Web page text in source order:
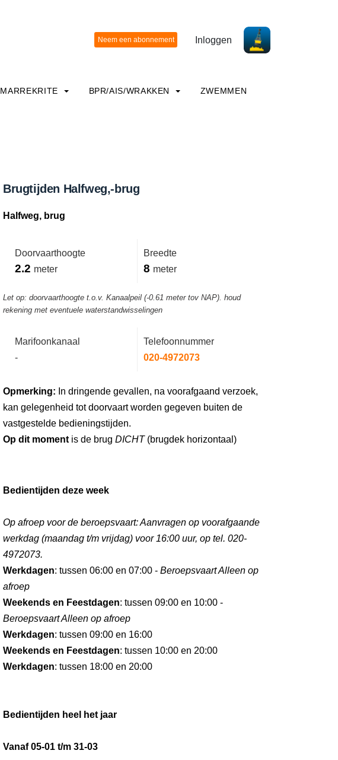
Inloggen
MARREKRITE BPR/AIS/WRAKKEN ZWEMMEN
Brugtijden Halfweg,-brug
Halfweg, brug
Doorvaarthoogte
2.2 meter
Breedte
8 meter
Let op: doorvaarthoogte t.o.v. Kanaalpeil (-0.61 meter tov NAP). houd
rekening met eventuele waterstandwisselingen
Marifoonkanaal
-
Telefoonnummer
020-4972073
Opmerking: In dringende gevallen, na voorafgaand verzoek,
kan gelegenheid tot doorvaart worden gegeven buiten de
vastgestelde bedieningstijden.
Op dit moment is de brug DICHT(brugdek horizontaal)
Bedientijden deze week
Op afroep voor de beroepsvaart: Aanvragen op voorafgaande
werkdag (maandag t/m vrijdag) voor 16:00 uur, op tel. 020-
4972073.
Werkdagen: tussen 06:00 en 07:00 - Beroepsvaart Alleen op
afroep
Weekends en Feestdagen: tussen 09:00 en 10:00 -
Beroepsvaart Alleen op afroep
Werkdagen: tussen 09:00 en 16:00
Weekends en Feestdagen: tussen 10:00 en 20:00
Werkdagen: tussen 18:00 en 20:00
Bedientijden heel het jaar
Vanaf 05-01 t/m 31-03